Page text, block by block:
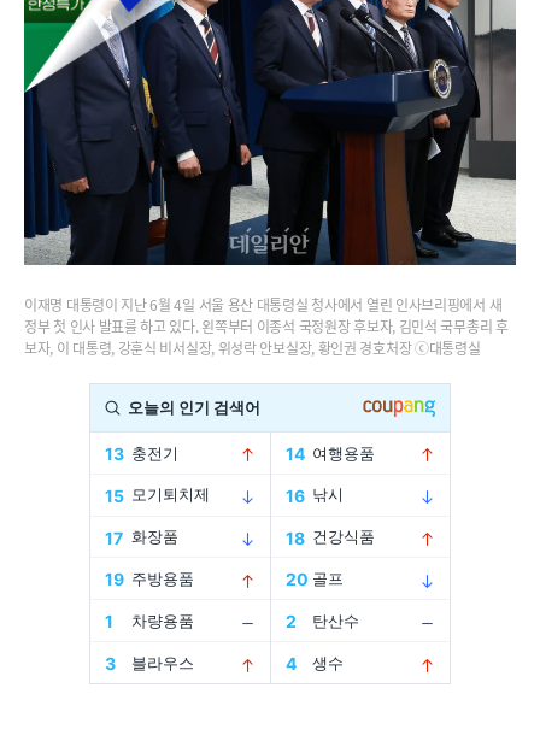
이재명 대통령이 지난 6월 4일 서울 용산 대통령실 청사에서 열린 인사브리핑에서 새
정부 첫 인사 발표를 하고 있다. 왼쪽부터 이종석 국정원장 후보자, 김민석 국무총리 후
보자, 이 대통령, 강훈식 비서실장, 위성락 안보실장, 황인권 경호처장 ⓒ대통령실